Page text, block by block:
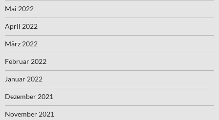
Mai 2022
April 2022
März 2022
Februar 2022
Januar 2022
Dezember 2021
November 2021